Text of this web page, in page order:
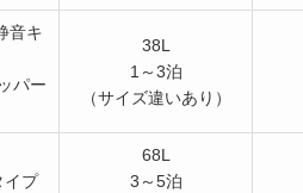
音キ
パー
38L
1～3泊
（サイズ違いあり）
イプ
68L
3～5泊